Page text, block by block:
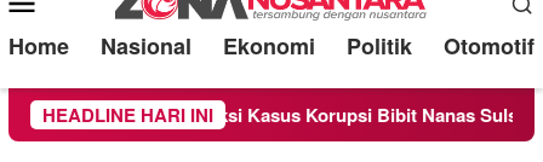
Menu
Home Nasional Ekonomi Politik Otomotif
HEADLINE HARI INI
Saksi Kasus Korupsi Bibit Nanas Sulsel Rp 52,4 Miliar